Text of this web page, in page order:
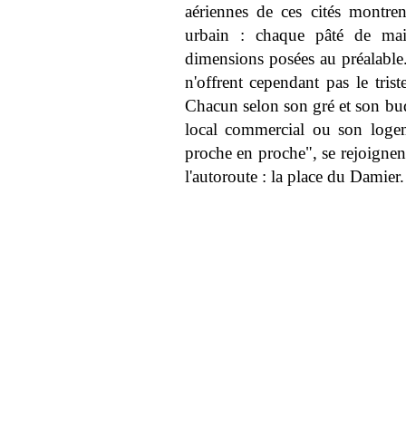
aériennes de ces cités
urbain : chaque pâté de
dimensions posées au
n'offrent cependant pas le
Chacun selon son gré et son
local commercial ou son
proche en proche", se
l'autoroute : la place du